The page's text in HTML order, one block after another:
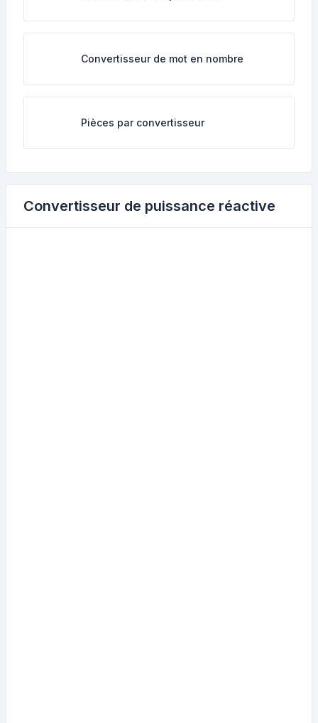
Convertisseur de mot en nombre
Pièces par convertisseur
Convertisseur de puissance réactive